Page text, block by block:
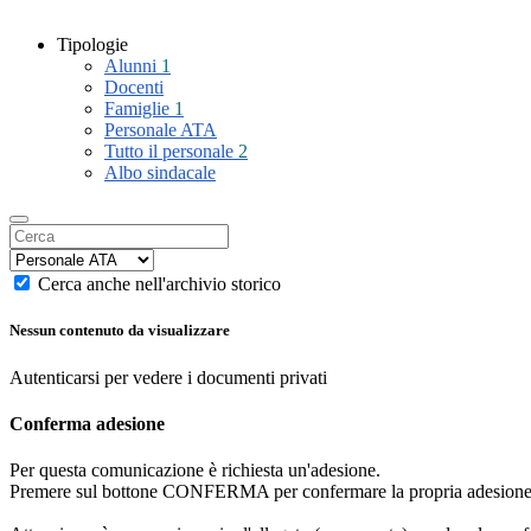
Tipologie
Alunni 1
Docenti
Famiglie 1
Personale ATA
Tutto il personale 2
Albo sindacale
Cerca anche nell'archivio storico
Nessun contenuto da visualizzare
Autenticarsi per vedere i documenti privati
Conferma adesione
Per questa comunicazione è richiesta un'adesione.
Premere sul bottone CONFERMA per confermare la propria